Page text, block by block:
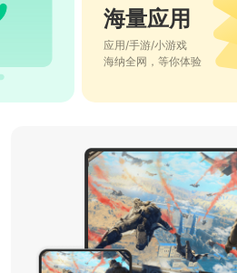
海量应用
应用/手游/小游戏
海纳全网，等你体验